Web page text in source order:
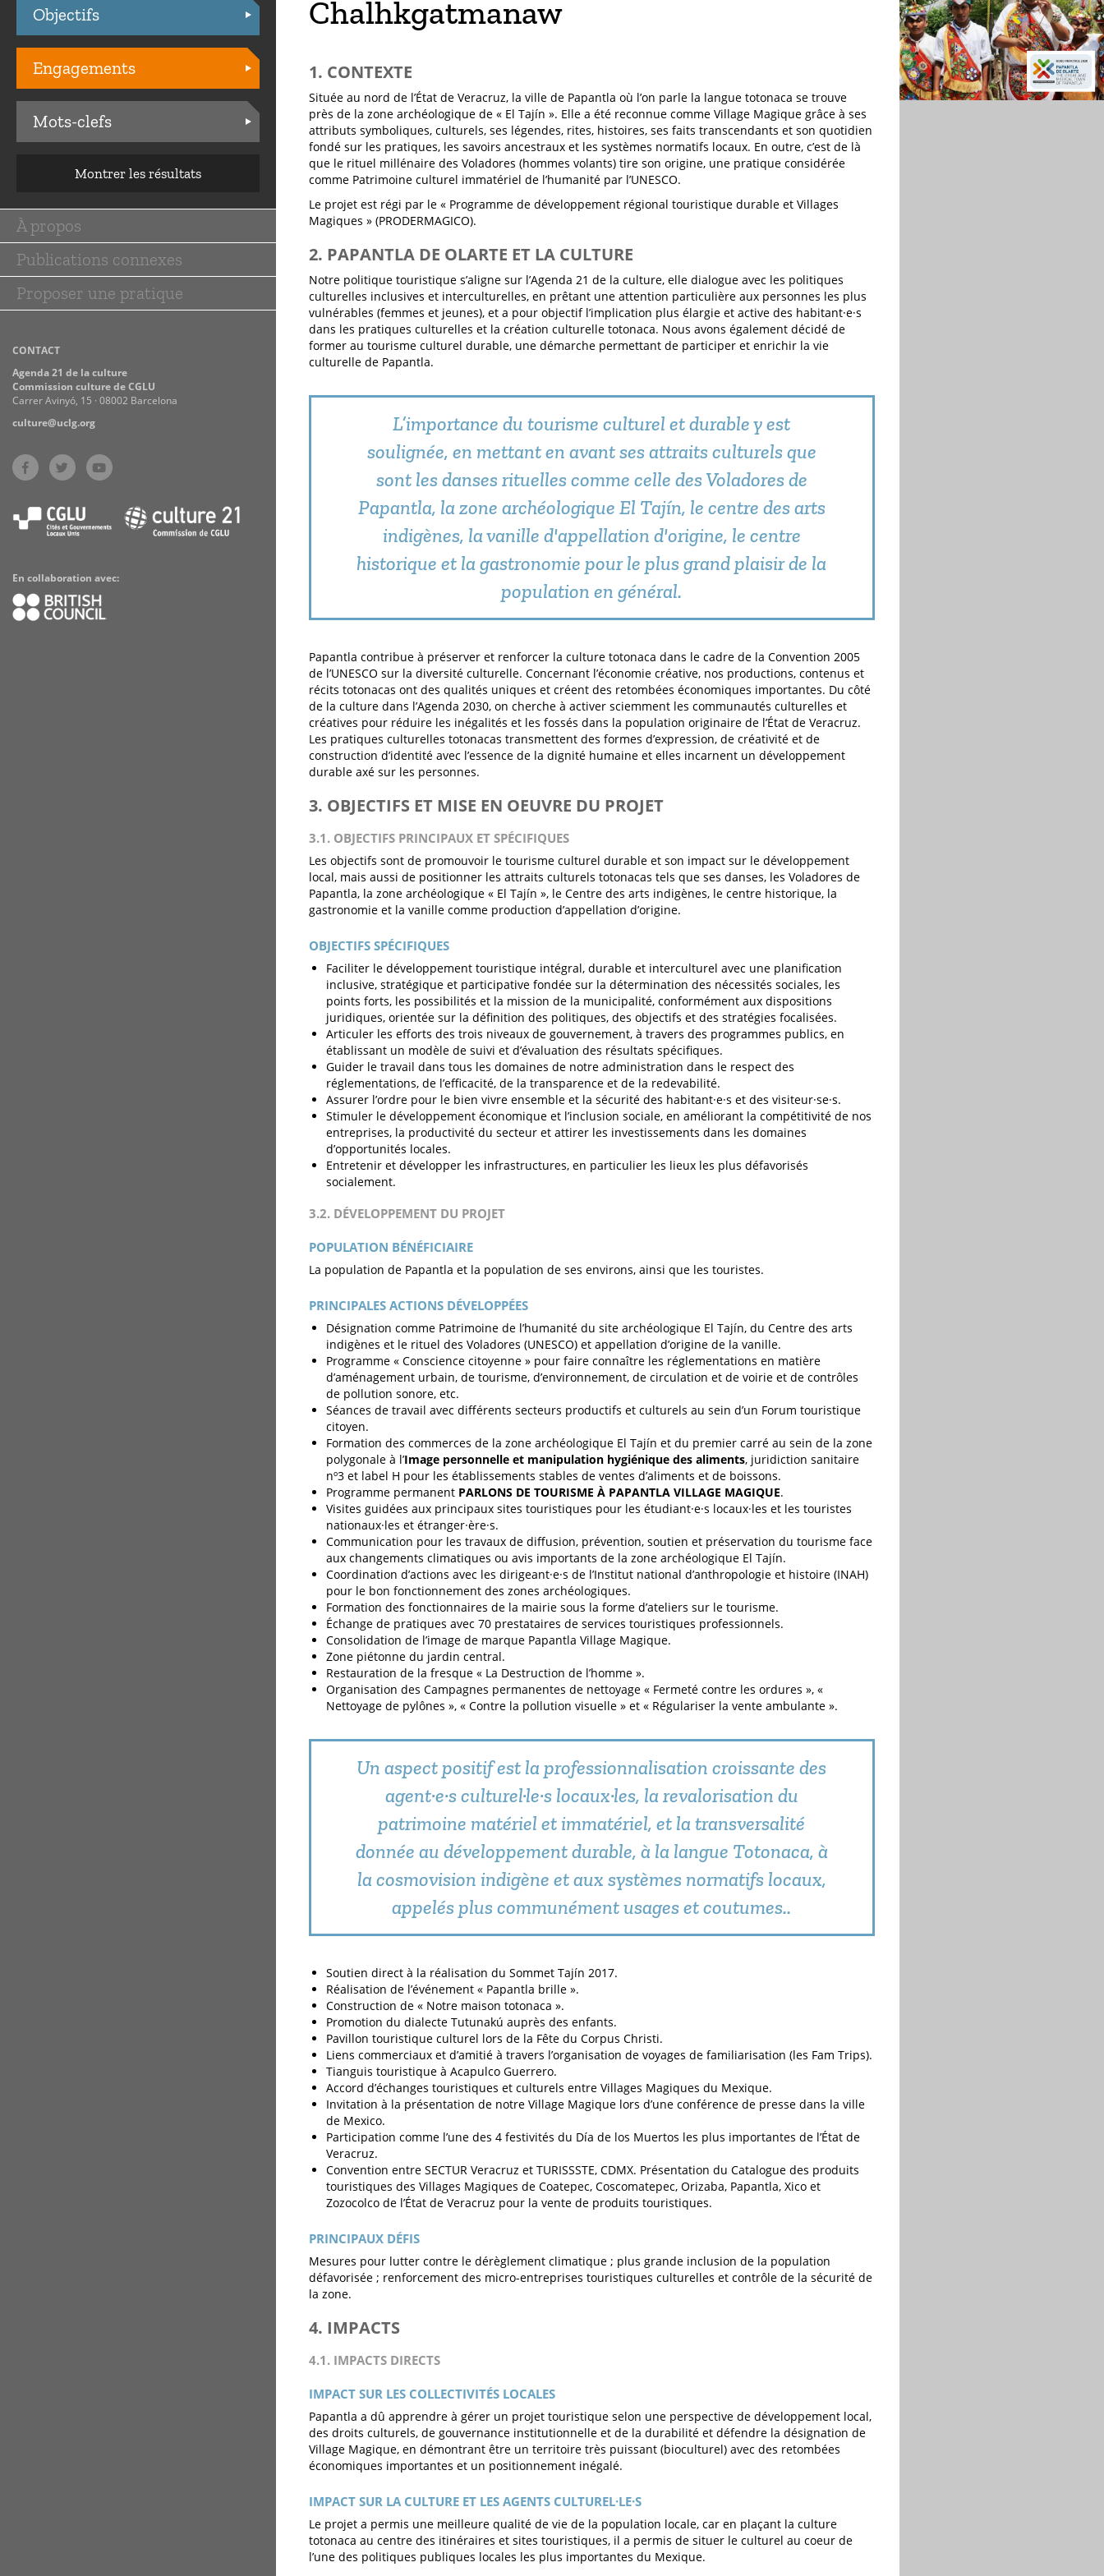
Practices
Objectifs
Engagements
Mots-clefs
Montrer les résultats
Main
navigation
À propos
Publications connexes
Proposer une pratique
CONTACT
Agenda 21 de la culture
Commission culture de CGLU
Carrer Avinyó, 15 · 08002 Barcelona
culture@uclg.org
En collaboration avec:
Chalhkgatmanaw
1. CONTEXTE
Située au nord de l’État de Veracruz, la ville de Papantla où l’on parle la langue totonaca se trouve
près de la zone archéologique de « El Tajín ». Elle a été reconnue comme Village Magique grâce à ses
attributs symboliques, culturels, ses légendes, rites, histoires, ses faits transcendants et son quotidien
fondé sur les pratiques, les savoirs ancestraux et les systèmes normatifs locaux. En outre, c’est de là
que le rituel millénaire des Voladores (hommes volants) tire son origine, une pratique considérée
comme Patrimoine culturel immatériel de l’humanité par l’UNESCO.
Le projet est régi par le « Programme de développement régional touristique durable et Villages
Magiques » (PRODERMAGICO).
2. PAPANTLA DE OLARTE ET LA CULTURE
Notre politique touristique s’aligne sur l’Agenda 21 de la culture, elle dialogue avec les politiques
culturelles inclusives et interculturelles, en prêtant une attention particulière aux personnes les plus
vulnérables (femmes et jeunes), et a pour objectif l’implication plus élargie et active des habitant·e·s
dans les pratiques culturelles et la création culturelle totonaca. Nous avons également décidé de
former au tourisme culturel durable, une démarche permettant de participer et enrichir la vie
culturelle de Papantla.
L’importance du tourisme culturel et durable y est
soulignée, en mettant en avant ses attraits culturels que
sont les danses rituelles comme celle des Voladores de
Papantla, la zone archéologique El Tajín, le centre des arts
indigènes, la vanille d'appellation d'origine, le centre
historique et la gastronomie pour le plus grand plaisir de la
population en général.
Papantla contribue à préserver et renforcer la culture totonaca dans le cadre de la Convention 2005
de l’UNESCO sur la diversité culturelle. Concernant l’économie créative, nos productions, contenus et
récits totonacas ont des qualités uniques et créent des retombées économiques importantes. Du côté
de la culture dans l’Agenda 2030, on cherche à activer sciemment les communautés culturelles et
créatives pour réduire les inégalités et les fossés dans la population originaire de l’État de Veracruz.
Les pratiques culturelles totonacas transmettent des formes d’expression, de créativité et de
construction d’identité avec l’essence de la dignité humaine et elles incarnent un développement
durable axé sur les personnes.
3. OBJECTIFS ET MISE EN OEUVRE DU PROJET
3.1. OBJECTIFS PRINCIPAUX ET SPÉCIFIQUES
Les objectifs sont de promouvoir le tourisme culturel durable et son impact sur le développement
local, mais aussi de positionner les attraits culturels totonacas tels que ses danses, les Voladores de
Papantla, la zone archéologique « El Tajín », le Centre des arts indigènes, le centre historique, la
gastronomie et la vanille comme production d’appellation d’origine.
OBJECTIFS SPÉCIFIQUES
Faciliter le développement touristique intégral, durable et interculturel avec une planification
inclusive, stratégique et participative fondée sur la détermination des nécessités sociales, les
points forts, les possibilités et la mission de la municipalité, conformément aux dispositions
juridiques, orientée sur la définition des politiques, des objectifs et des stratégies focalisées.
Articuler les efforts des trois niveaux de gouvernement, à travers des programmes publics, en
établissant un modèle de suivi et d’évaluation des résultats spécifiques.
Guider le travail dans tous les domaines de notre administration dans le respect des
réglementations, de l’efficacité, de la transparence et de la redevabilité.
Assurer l’ordre pour le bien vivre ensemble et la sécurité des habitant·e·s et des visiteur·se·s.
Stimuler le développement économique et l’inclusion sociale, en améliorant la compétitivité de nos
entreprises, la productivité du secteur et attirer les investissements dans les domaines
d’opportunités locales.
Entretenir et développer les infrastructures, en particulier les lieux les plus défavorisés
socialement.
3.2. DÉVELOPPEMENT DU PROJET
POPULATION BÉNÉFICIAIRE
La population de Papantla et la population de ses environs, ainsi que les touristes.
PRINCIPALES ACTIONS DÉVELOPPÉES
Désignation comme Patrimoine de l’humanité du site archéologique El Tajín, du Centre des arts
indigènes et le rituel des Voladores (UNESCO) et appellation d’origine de la vanille.
Programme « Conscience citoyenne » pour faire connaître les réglementations en matière
d’aménagement urbain, de tourisme, d’environnement, de circulation et de voirie et de contrôles
de pollution sonore, etc.
Séances de travail avec différents secteurs productifs et culturels au sein d’un Forum touristique
citoyen.
Formation des commerces de la zone archéologique El Tajín et du premier carré au sein de la zone
polygonale à l’Image personnelle et manipulation hygiénique des aliments, juridiction sanitaire
nº3 et label H pour les établissements stables de ventes d’aliments et de boissons.
Programme permanent PARLONS DE TOURISME À PAPANTLA VILLAGE MAGIQUE.
Visites guidées aux principaux sites touristiques pour les étudiant·e·s locaux·les et les touristes
nationaux·les et étranger·ère·s.
Communication pour les travaux de diffusion, prévention, soutien et préservation du tourisme face
aux changements climatiques ou avis importants de la zone archéologique El Tajín.
Coordination d’actions avec les dirigeant·e·s de l’Institut national d’anthropologie et histoire (INAH)
pour le bon fonctionnement des zones archéologiques.
Formation des fonctionnaires de la mairie sous la forme d’ateliers sur le tourisme.
Échange de pratiques avec 70 prestataires de services touristiques professionnels.
Consolidation de l’image de marque Papantla Village Magique.
Zone piétonne du jardin central.
Restauration de la fresque « La Destruction de l’homme ».
Organisation des Campagnes permanentes de nettoyage « Fermeté contre les ordures », «
Nettoyage de pylônes », « Contre la pollution visuelle » et « Régulariser la vente ambulante ».
Un aspect positif est la professionnalisation croissante des
agent·e·s culturel·le·s locaux·les, la revalorisation du
patrimoine matériel et immatériel, et la transversalité
donnée au développement durable, à la langue Totonaca, à
la cosmovision indigène et aux systèmes normatifs locaux,
appelés plus communément usages et coutumes..
Soutien direct à la réalisation du Sommet Tajín 2017.
Réalisation de l’événement « Papantla brille ».
Construction de « Notre maison totonaca ».
Promotion du dialecte Tutunakú auprès des enfants.
Pavillon touristique culturel lors de la Fête du Corpus Christi.
Liens commerciaux et d’amitié à travers l’organisation de voyages de familiarisation (les Fam Trips).
Tianguis touristique à Acapulco Guerrero.
Accord d’échanges touristiques et culturels entre Villages Magiques du Mexique.
Invitation à la présentation de notre Village Magique lors d’une conférence de presse dans la ville
de Mexico.
Participation comme l’une des 4 festivités du Día de los Muertos les plus importantes de l’État de
Veracruz.
Convention entre SECTUR Veracruz et TURISSSTE, CDMX. Présentation du Catalogue des produits
touristiques des Villages Magiques de Coatepec, Coscomatepec, Orizaba, Papantla, Xico et
Zozocolco de l’État de Veracruz pour la vente de produits touristiques.
PRINCIPAUX DÉFIS
Mesures pour lutter contre le dérèglement climatique ; plus grande inclusion de la population
défavorisée ; renforcement des micro-entreprises touristiques culturelles et contrôle de la sécurité de
la zone.
4. IMPACTS
4.1. IMPACTS DIRECTS
IMPACT SUR LES COLLECTIVITÉS LOCALES
Papantla a dû apprendre à gérer un projet touristique selon une perspective de développement local,
des droits culturels, de gouvernance institutionnelle et de la durabilité et défendre la désignation de
Village Magique, en démontrant être un territoire très puissant (bioculturel) avec des retombées
économiques importantes et un positionnement inégalé.
IMPACT SUR LA CULTURE ET LES AGENTS CULTUREL·LE·S
Le projet a permis une meilleure qualité de vie de la population locale, car en plaçant la culture
totonaca au centre des itinéraires et sites touristiques, il a permis de situer le culturel au coeur de
l’une des politiques publiques locales les plus importantes du Mexique.